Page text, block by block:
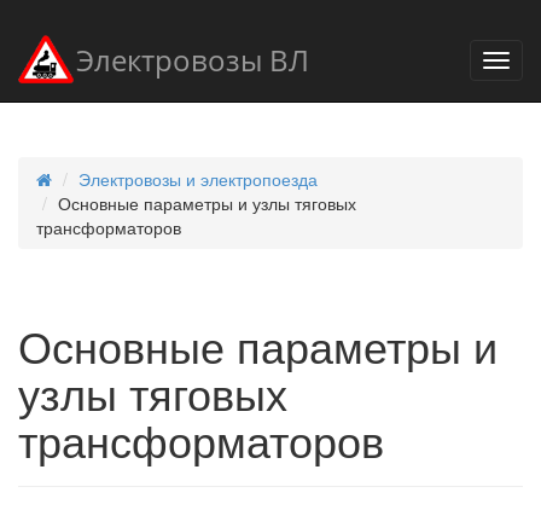
Электровозы ВЛ
Электровозы и электропоезда
Основные параметры и узлы тяговых
трансформаторов
Основные параметры и
узлы тяговых
трансформаторов